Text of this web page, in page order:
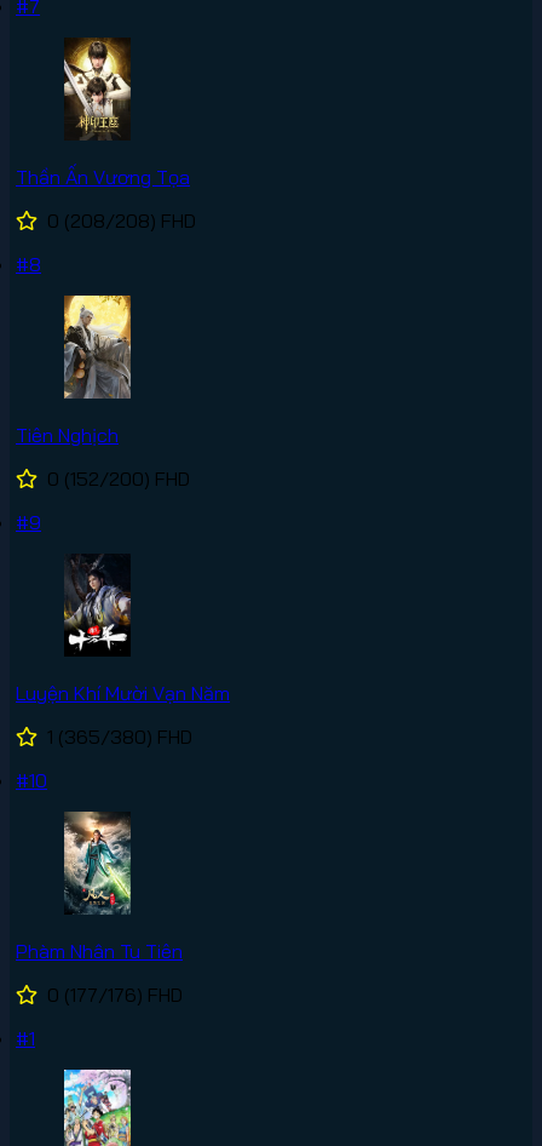
#7
Thần Ấn Vương Tọa
0 (208/208) FHD
#8
Tiên Nghịch
0 (152/200) FHD
#9
Luyện Khí Mười Vạn Năm
1 (365/380) FHD
#10
Phàm Nhân Tu Tiên
0 (177/176) FHD
#1